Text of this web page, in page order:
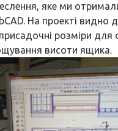
яке ми
На проекті видно
розміри для
висоти ящика.